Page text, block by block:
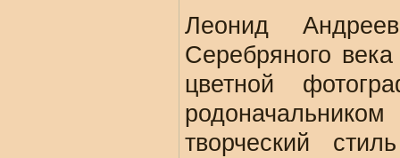
Леонид
Серебряного
цветной
творческий